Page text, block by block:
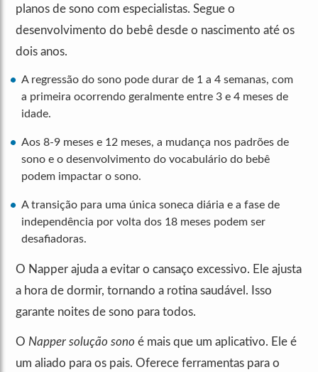
planos de sono com especialistas. Segue o
desenvolvimento do bebê desde o nascimento até os
dois anos.
A regressão do sono pode durar de 1 a 4 semanas, com
a primeira ocorrendo geralmente entre 3 e 4 meses de
idade.
Aos 8-9 meses e 12 meses, a mudança nos padrões de
sono e o desenvolvimento do vocabulário do bebê
podem impactar o sono.
A transição para uma única soneca diária e a fase de
independência por volta dos 18 meses podem ser
desafiadoras.
O Napper ajuda a evitar o cansaço excessivo. Ele ajusta
a hora de dormir, tornando a rotina saudável. Isso
garante noites de sono para todos.
O Napper solução sono é mais que um aplicativo. Ele é
um aliado para os pais. Oferece ferramentas para o